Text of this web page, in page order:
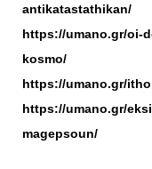
antikatastathikan/
https://umano.gr/oi-
kosmo/
https://umano.gr/
https://umano.gr/
magepsoun/